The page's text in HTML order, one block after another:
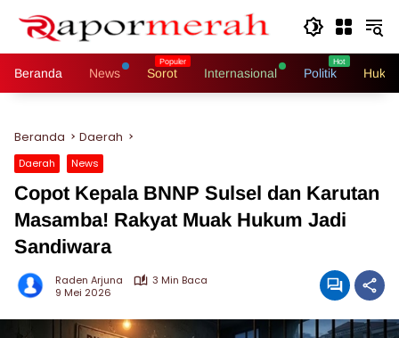
Beranda News Sorot Internasional Politik
Beranda Daerah
Daerah News
Copot Kepala BNNP Sulsel dan Karutan
Masamba! Rakyat Muak Hukum Jadi
Sandiwara
Raden Arjuna
3 Min Baca
9 Mei 2026